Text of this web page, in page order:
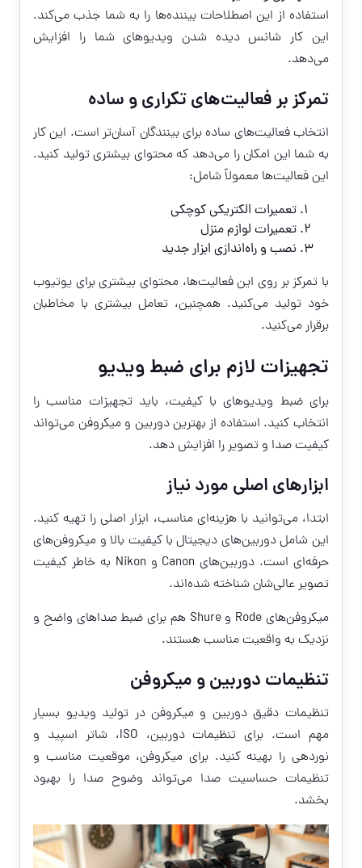
استفاده از این اصطلاحات بیننده‌ها را به شما جذب می‌کند.
این کار شانس دیده شدن ویدیوهای شما را افزایش
می‌دهد.
تمرکز بر فعالیت‌های تکراری و ساده
انتخاب فعالیت‌های ساده برای بینندگان آسان‌تر است. این کار
به شما این امکان را می‌دهد که محتوای بیشتری تولید کنید.
این فعالیت‌ها معمولاً شامل:
تعمیرات الکتریکی کوچکی
تعمیرات لوازم منزل
نصب و راه‌اندازی ابزار جدید
با تمرکز بر روی این فعالیت‌ها، محتوای بیشتری برای یوتیوب
خود تولید می‌کنید. همچنین، تعامل بیشتری با مخاطبان
برقرار می‌کنید.
تجهیزات لازم برای ضبط ویدیو
برای ضبط ویدیوهای با کیفیت، باید تجهیزات مناسب را
انتخاب کنید. استفاده از بهترین دوربین و میکروفن می‌تواند
کیفیت صدا و تصویر را افزایش دهد.
ابزارهای اصلی مورد نیاز
ابتدا، می‌توانید با هزینه‌ای مناسب، ابزار اصلی را تهیه کنید.
این شامل دوربین‌های دیجیتال با کیفیت بالا و میکروفن‌های
حرفه‌ای است. دوربین‌های Canon و Nikon به خاطر کیفیت
تصویر عالی‌شان شناخته شده‌اند.
میکروفن‌های Rode و Shure هم برای ضبط صداهای واضح و
نزدیک به واقعیت مناسب هستند.
تنظیمات دوربین و میکروفن
تنظیمات دقیق دوربین و میکروفن در تولید ویدیو بسیار
مهم است. برای تنظیمات دوربین، ISO، شاتر اسپید و
نوردهی را بهینه کنید. برای میکروفن، موقعیت مناسب و
تنظیمات حساسیت صدا می‌تواند وضوح صدا را بهبود
بخشد.